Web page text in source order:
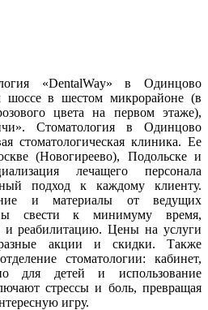
«DentalWay» в Одинцово
шоссе в шестом микрорайоне (в
цвета на первом этаже),
Стоматология в Одинцово
стоматологическая клиника. Ее
(Новогиреево), Подольске и
лечащего персонала
подход к каждому клиенту.
и материалы от ведущих
свести к минимуму время,
и реабилитацию. Цены на услуги
акции и скидки. Также
стоматологии: кабинет,
для детей и использование
стрессы и боль, превращая
игру.